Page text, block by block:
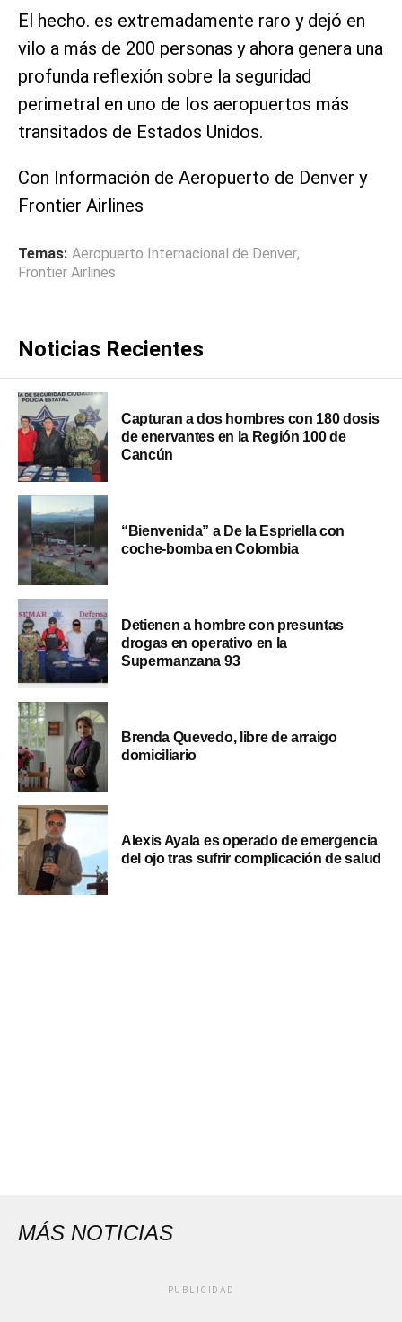
El hecho. es extremadamente raro y dejó en
vilo a más de 200 personas y ahora genera una
profunda reflexión sobre la seguridad
perimetral en uno de los aeropuertos más
transitados de Estados Unidos.
Con Información de Aeropuerto de Denver y
Frontier Airlines
Temas: Aeropuerto Internacional de Denver,
Frontier Airlines
Noticias Recientes
Capturan a dos hombres con 180 dosis
de enervantes en la Región 100 de
Cancún
“Bienvenida” a De la Espriella con
coche-bomba en Colombia
Detienen a hombre con presuntas
drogas en operativo en la
Supermanzana 93
Brenda Quevedo, libre de arraigo
domiciliario
Alexis Ayala es operado de emergencia
del ojo tras sufrir complicación de salud
MÁS NOTICIAS
PUBLICIDAD